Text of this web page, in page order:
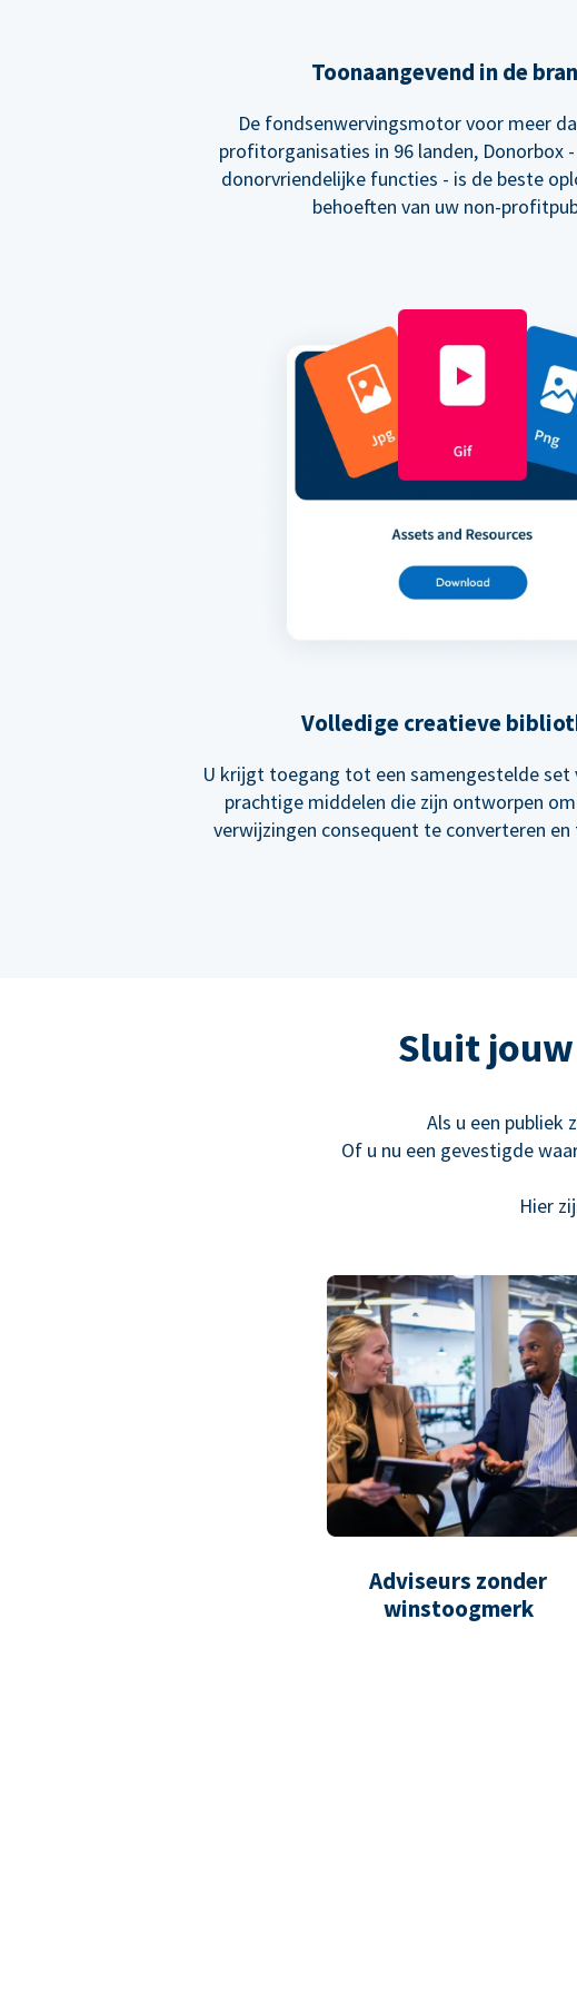
Toonaangevend in de
De fondsenwervingsmotor voor meer
profitorganisaties in 96 landen, Donorbox
donorvriendelijke functies - is de beste
behoeften van uw non-
Volledige creatieve
U krijgt toegang tot een samengestelde set
prachtige middelen die zijn ontworpen
verwijzingen consequent te converteren
Sluit
Als u een
Of u nu een gevestigde
Hier
Adviseurs zonder
winstoogmerk